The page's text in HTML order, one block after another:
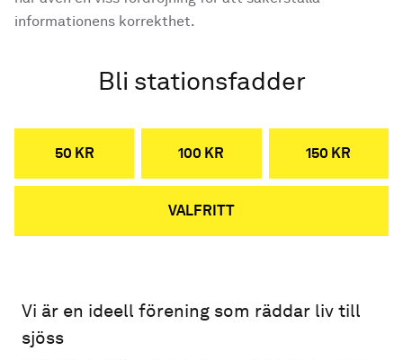
informationens korrekthet.
Bli stationsfadder
50 KR 100 KR 150 KR
VALFRITT
Vi är en ideell förening som räddar liv till
sjöss